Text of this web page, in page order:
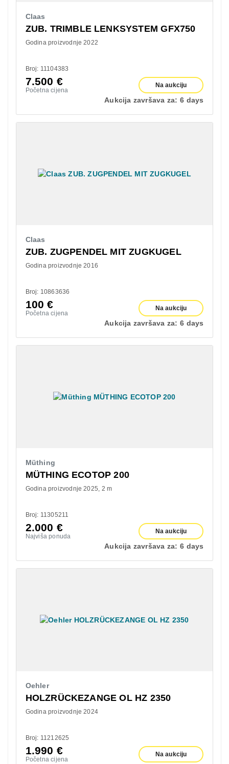
Claas
ZUB. TRIMBLE LENKSYSTEM GFX750
Godina proizvodnje 2022
Broj: 11104383
7.500 €
Početna cijena
Na aukciju
Aukcija završava za: 6 days
Claas
ZUB. ZUGPENDEL MIT ZUGKUGEL
Godina proizvodnje 2016
Broj: 10863636
100€
Početna cijena
Na aukciju
Aukcija završava za: 6 days
Müthing
MÜTHING ECOTOP 200
Godina proizvodnje 2025 2 m
Broj: 11305211
2.000 €
Najviša ponuda
Na aukciju
Aukcija završava za: 6 days
Oehler
HOLZRÜCKEZANGE OL HZ 2350
Godina proizvodnje 2024
Broj: 11212625
1.990 €
Početna cijena
Na aukciju